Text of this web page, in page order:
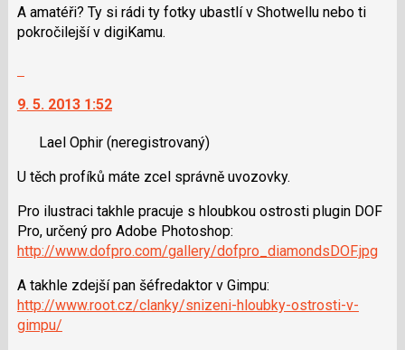
A amatéři? Ty si rádi ty fotky ubastlí v Shotwellu nebo ti
pokročilejší v digiKamu.
další
názor.
navigaci
lze
použít
i
N
pro
následující
9. 5. 2013 1:52
Lael Ophir (neregistrovaný)
U těch profíků máte zcel správně uvozovky.
Pro ilustraci takhle pracuje s hloubkou ostrosti plugin DOF
Pro, určený pro Adobe Photoshop:
http://www.dofpro.com/gallery/dofpro_diamondsDOF.jpg
A takhle zdejší pan šéfredaktor v Gimpu:
http://www.root.cz/clanky/snizeni-hloubky-ostrosti-v-
gimpu/